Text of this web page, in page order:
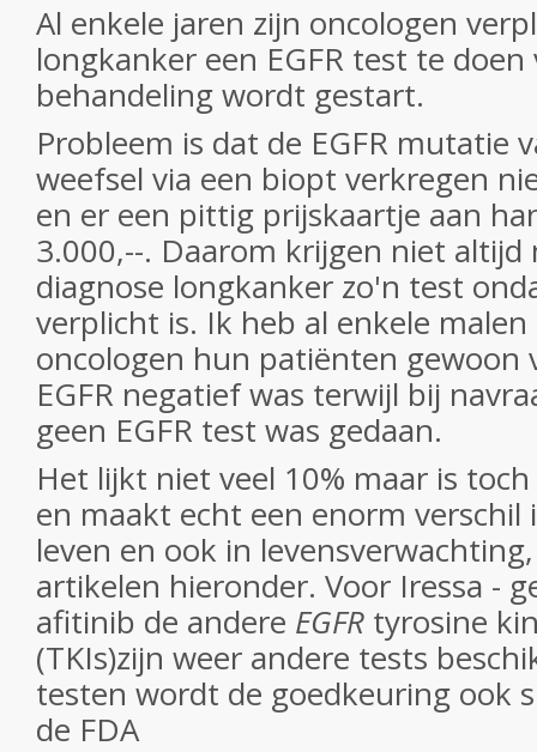
Al enkele jaren zijn oncologen
longkanker een EGFR test te
behandeling wordt gestart.
Probleem is dat de EGFR mutatie
weefsel via een biopt verkregen
en er een pittig prijskaartje aan
3.000,--. Daarom krijgen niet altijd
diagnose longkanker zo'n test
verplicht is. Ik heb al enkele
oncologen hun patiënten gewoon
EGFR negatief was terwijl bij
geen EGFR test was gedaan.
Het lijkt niet veel 10% maar is
en maakt echt een enorm
leven en ook in
artikelen hieronder. Voor Iressa -
afitinib de andere EGFR tyrosine
(TKIs)zijn weer andere tests
testen wordt de goedkeuring ook
de FDA